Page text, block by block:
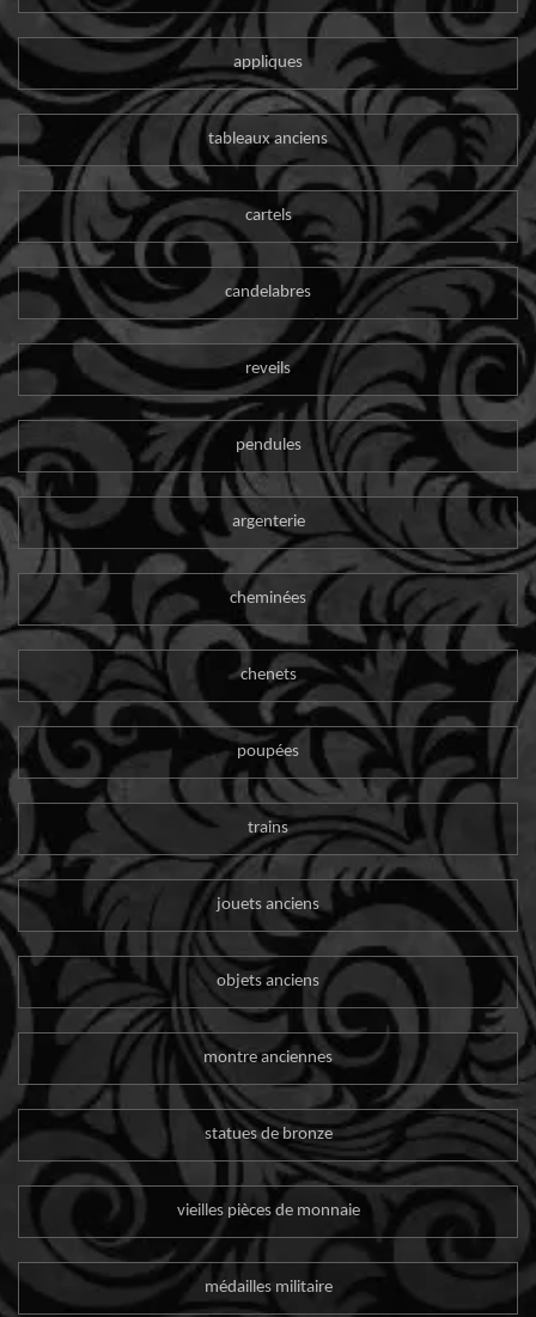
appliques
tableaux anciens
cartels
candelabres
reveils
pendules
argenterie
cheminées
chenets
poupées
trains
jouets anciens
objets anciens
montre anciennes
statues de bronze
vieilles pièces de monnaie
médailles militaire